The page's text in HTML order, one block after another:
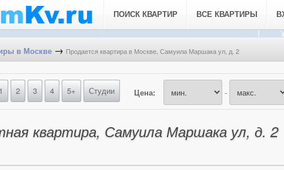
ПОИСК КВАРТИР ВСЕ КВАРТИРЫ
в Москве → Продается квартира в Москве, Самуила Маршака ул, д. 2
1 2 3 4 5+ Студии Цена: -
квартира, Самуила Маршака ул, д. 2